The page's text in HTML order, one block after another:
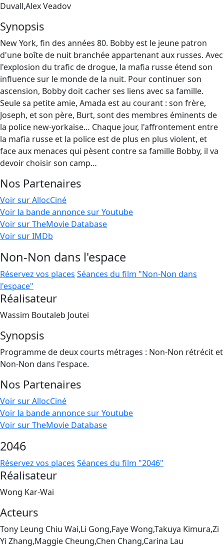
Duvall,Alex Veadov
Synopsis
New York, fin des années 80. Bobby est le jeune patron
d'une boîte de nuit branchée appartenant aux russes. Avec
l'explosion du trafic de drogue, la mafia russe étend son
influence sur le monde de la nuit. Pour continuer son
ascension, Bobby doit cacher ses liens avec sa famille.
Seule sa petite amie, Amada est au courant : son frère,
Joseph, et son père, Burt, sont des membres éminents de
la police new-yorkaise… Chaque jour, l'affrontement entre
la mafia russe et la police est de plus en plus violent, et
face aux menaces qui pèsent contre sa famille Bobby, il va
devoir choisir son camp…
Nos Partenaires
Voir sur AllocCiné
Voir la bande annonce sur Youtube
Voir sur TheMovie Database
Voir sur IMDb
Non-Non dans l'espace
Réservez vos places Séances du film "Non-Non dans
l'espace"
Réalisateur
Wassim Boutaleb Joutei
Synopsis
Programme de deux courts métrages : Non-Non rétrécit et
Non-Non dans l'espace.
Nos Partenaires
Voir sur AllocCiné
Voir la bande annonce sur Youtube
Voir sur TheMovie Database
2046
Réservez vos places Séances du film "2046"
Réalisateur
Wong Kar-Wai
Acteurs
Tony Leung Chiu Wai,Li Gong,Faye Wong,Takuya Kimura,Zi
Yi Zhang,Maggie Cheung,Chen Chang,Carina Lau